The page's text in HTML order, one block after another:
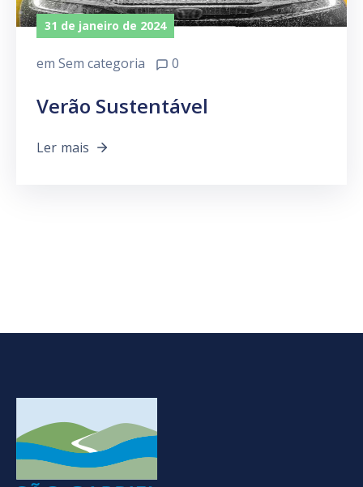
31 de janeiro de 2024
em Sem categoria 0
Verão Sustentável
Ler mais